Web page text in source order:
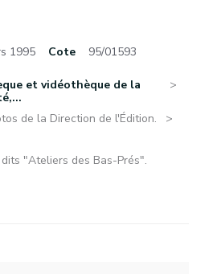
1995 Cote 95/01593
et vidéothèque de la
de la Direction de l'Édition.
"Ateliers des Bas-Prés".